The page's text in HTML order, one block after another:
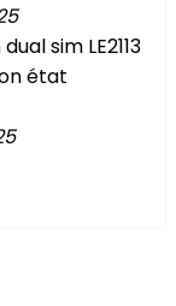
sim LE2113
état